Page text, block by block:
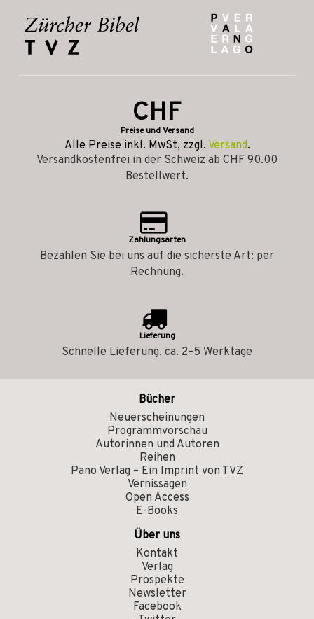
CHF
Preise und Versand
Alle Preise inkl. MwSt, zzgl. Versand.
Versandkostenfrei in der Schweiz ab CHF 90.00
Bestellwert.
Zahlungsarten
Bezahlen Sie bei uns auf die sicherste Art: per
Rechnung.
Lieferung
Schnelle Lieferung, ca. 2–5 Werktage
Bücher
Neuerscheinungen
Programmvorschau
Autorinnen und Autoren
Reihen
Pano Verlag – Ein Imprint von TVZ
Vernissagen
Open Access
E-Books
Über uns
Kontakt
Verlag
Prospekte
Newsletter
Facebook